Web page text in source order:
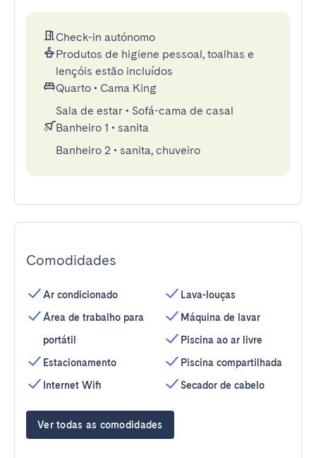
Check-in autónomo
Produtos de higiene pessoal, toalhas e
lençóis estão incluídos
Quarto • Cama King
Sala de estar • Sofá-cama de casal
Banheiro 1 • sanita
Banheiro 2 • sanita, chuveiro
Comodidades
Ar condicionado
Área de trabalho para
portátil
Estacionamento
Internet Wifi
Lava-louças
Máquina de lavar
Piscina ao ar livre
Piscina compartilhada
Secador de cabelo
Ver todas as comodidades